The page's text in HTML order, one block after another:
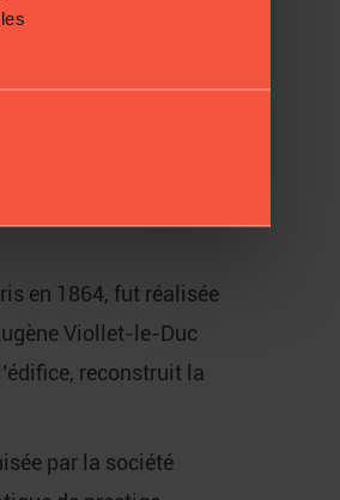
en 1864, fut réalisée
Viollet-le-Duc
reconstruit la
par la société